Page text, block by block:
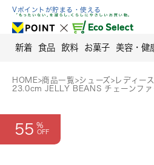
Skip
content
Vポイントが貯まる・使える
新着 食品 飲料 お菓子 美容・健
HOME>商品一覧>シューズ > レディース
23.0cm JELLY BEANS チェーンファ
55